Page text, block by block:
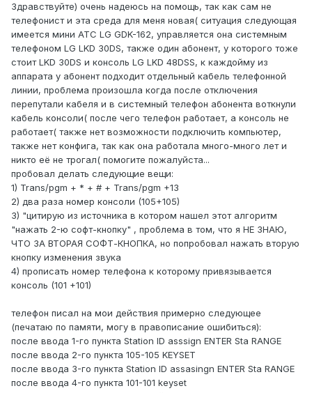
Здравствуйте) очень надеюсь на помощь, так как сам не
телефонист и эта среда для меня новая( ситуация следующая
имеется мини АТС LG GDK-162, управляется она системным
телефоном LG LKD 30DS, также один абонент, у которого тоже
стоит LKD 30DS и консоль LG LKD 48DSS, к каждойму из
аппарата у абонент подходит отдельный кабель телефонной
линии, проблема произошла когда после отключения
перепутали кабеля и в системный телефон абонента воткнули
кабель консоли( после чего телефон работает, а консоль не
работает( также нет возможности подключить компьютер,
также нет конфига, так как она работала много-много лет и
никто её не трогал( помогите пожалуйста...
пробовал делать следующие вещи:
1) Trans/pgm + * + # + Trans/pgm +13
2) два раза номер консоли (105+105)
3) "цитирую из источника в котором нашел этот алгоритм
"нажать 2-ю софт-кнопку" , проблема в том, что я НЕ ЗНАЮ,
ЧТО ЗА ВТОРАЯ СОФТ-КНОПКА, но попробовал нажать вторую
кнопку изменения звука
4) прописать номер телефона к которому привязывается
консоль (101 +101)
телефон писал на мои действия примерно следующее
(печатаю по памяти, могу в правописание ошибиться):
после ввода 1-го пункта Station ID asssign ENTER Sta RANGE
после ввода 2-го пункта 105-105 KEYSET
после ввода 3-го пункта Station ID assasingn ENTER Sta RANGE
после ввода 4-го пункта 101-101 keyset